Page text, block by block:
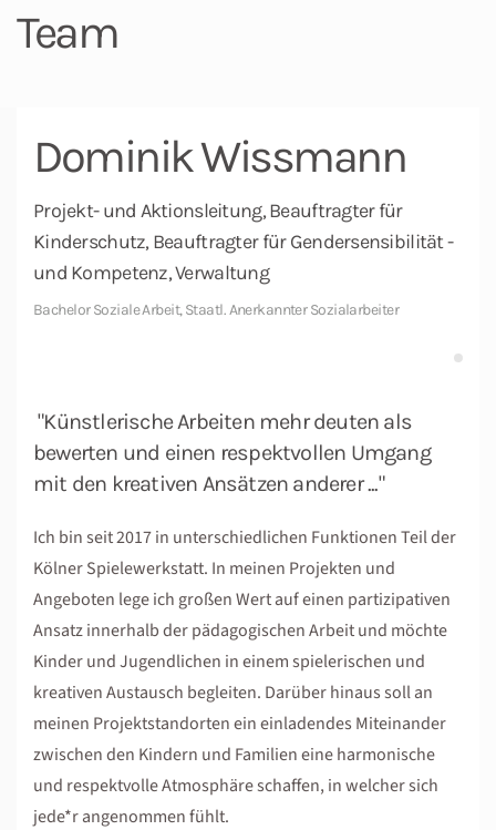
Team
Dominik Wissmann
Projekt- und Aktionsleitung, Beauftragter für
Kinderschutz, Beauftragter für Gendersensibilität -
und Kompetenz, Verwaltung
Bachelor Soziale Arbeit, Staatl. Anerkannter Sozialarbeiter
"Künstlerische Arbeiten mehr deuten als
bewerten und einen respektvollen Umgang
mit den kreativen Ansätzen anderer ..."
Ich bin seit 2017 in unterschiedlichen Funktionen Teil der
Kölner Spielewerkstatt. In meinen Projekten und
Angeboten lege ich großen Wert auf einen partizipativen
Ansatz innerhalb der pädagogischen Arbeit und möchte
Kinder und Jugendlichen in einem spielerischen und
kreativen Austausch begleiten. Darüber hinaus soll an
meinen Projektstandorten ein einladendes Miteinander
zwischen den Kindern und Familien eine harmonische
und respektvolle Atmosphäre schaffen, in welcher sich
jede*r angenommen fühlt.